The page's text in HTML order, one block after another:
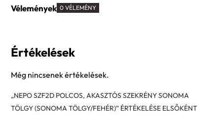
Vélemények 0 VÉLEMÉNY
Értékelések
Még nincsenek értékelések.
„NEPO SZF2D POLCOS, AKASZTÓS SZEKRÉNY SONOMA
TÖLGY (SONOMA TÖLGY/FEHÉR)” ÉRTÉKELÉSE ELSŐKÉNT